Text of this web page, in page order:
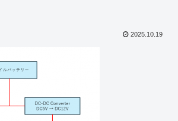
2025.10.19